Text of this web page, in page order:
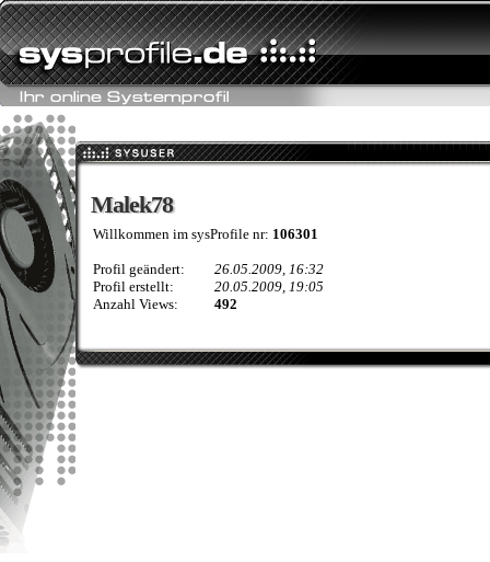
Malek78
Malek78
Willkommen im sysProfile nr: 106301
Profil geändert:
26.05.2009, 16:32
Profil erstellt:
20.05.2009, 19:05
Anzahl Views:
492